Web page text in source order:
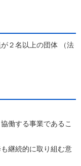
２名以上の団体 （法
働する事業であるこ
継続的に取り組む意